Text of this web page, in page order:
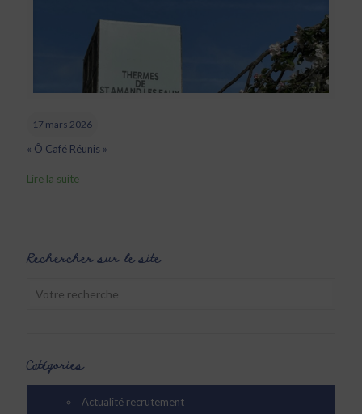
17 mars 2026
« Ô Café Réunis »
Lire la suite
Rechercher sur le site
Catégories
Actualité recrutement